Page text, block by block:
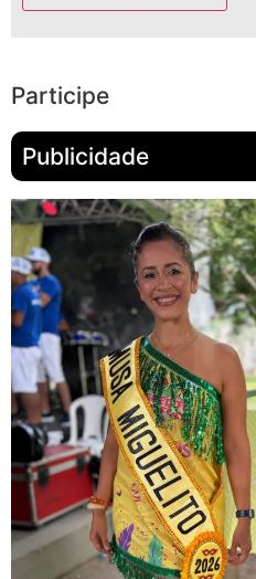
Participe
Publicidade